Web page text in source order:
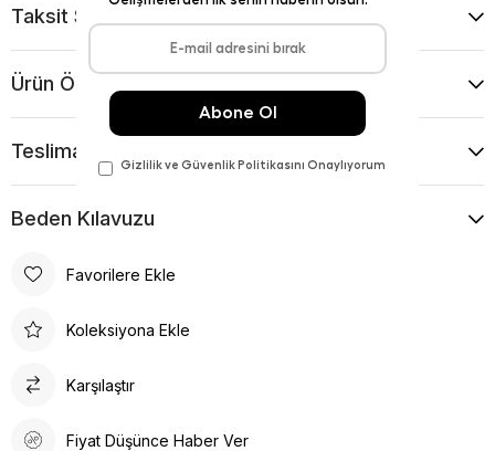
Taksit Seçenekleri
Ürün Önerileri
Teslimat Ve İade Koşulları
Beden Kılavuzu
Favorilere Ekle
Koleksiyona Ekle
Karşılaştır
Fiyat Düşünce Haber Ver